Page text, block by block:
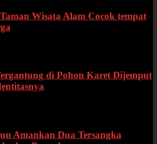
Wisata Alam Cocok tempat
di Pohon Karet Dijemput
Amankan Dua Tersangka